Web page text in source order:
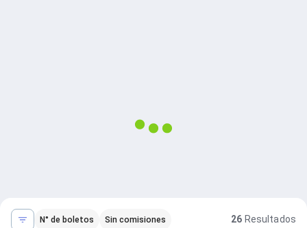
N° de boletos Sin comisiones 26 Resultados